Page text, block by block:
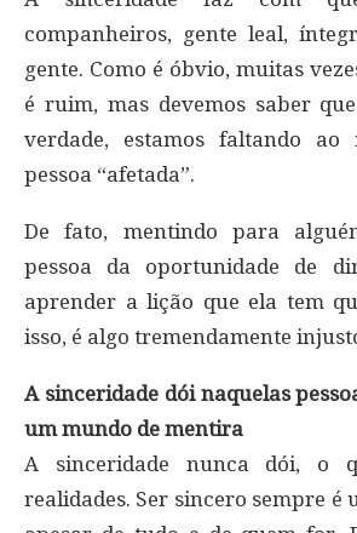
companheiros, gente leal,
gente. Como é óbvio, muitas
é ruim, mas devemos saber
verdade, estamos faltando ao
pessoa “afetada”.
De fato, mentindo para
pessoa da oportunidade de
aprender a lição que ela tem
isso, é algo tremendamente
A sinceridade dói naquelas
um mundo de mentira
A sinceridade nunca dói, o
realidades. Ser sincero sempre é